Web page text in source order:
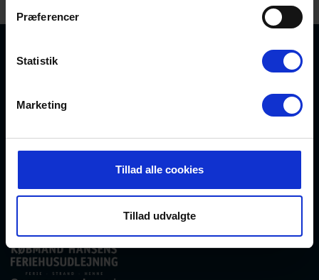
Præferencer
Statistik
Marketing
Tillad alle cookies
Tillad udvalgte
DK-6854 Henne Strand
info@kobmand-hansen.dk
Se vores Facebook